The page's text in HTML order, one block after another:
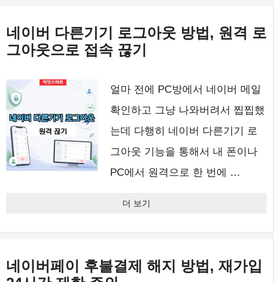
네이버 다른기기 로그아웃 방법, 원격 로
그아웃으로 접속 끊기
얼마 전에 PC방에서 네이버 메일
확인하고 그냥 나와버려서 찝찝했
는데 다행히 네이버 다른기기 로
그아웃 기능을 통해서 내 폰이나
PC에서 원격으로 한 번에 …
더 보기
네이버페이 후불결제 해지 방법, 재가입